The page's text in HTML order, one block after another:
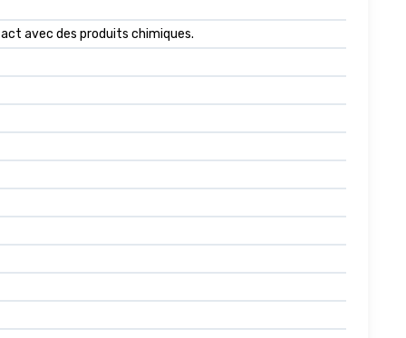
avec des produits chimiques.